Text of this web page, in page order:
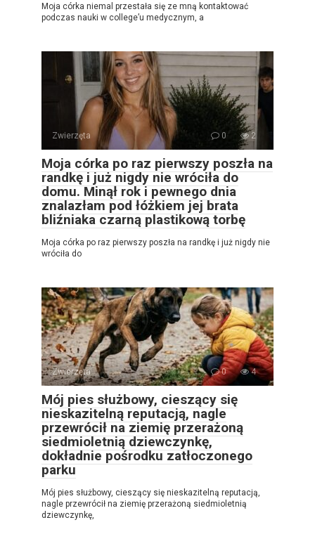
Moja córka niemal przestała się ze mną kontaktować
podczas nauki w college’u medycznym, a
Zwierzęta 0 2
Moja córka po raz pierwszy poszła na
randkę i już nigdy nie wróciła do
domu. Minął rok i pewnego dnia
znalazłam pod łóżkiem jej brata
bliźniaka czarną plastikową torbę
Moja córka po raz pierwszy poszła na randkę i już nigdy nie
wróciła do
Zwierzęta 0 4
Mój pies służbowy, cieszący się
nieskazitelną reputacją, nagle
przewrócił na ziemię przerażoną
siedmioletnią dziewczynkę,
dokładnie pośrodku zatłoczonego
parku
Mój pies służbowy, cieszący się nieskazitelną reputacją,
nagle przewrócił na ziemię przerażoną siedmioletnią
dziewczynkę,